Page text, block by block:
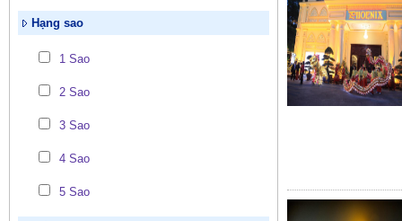
Hạng sao
1 Sao
2 Sao
3 Sao
4 Sao
5 Sao